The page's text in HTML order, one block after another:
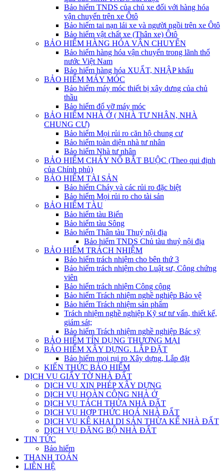
Bảo hiểm TNDS của chủ xe đối với hàng hóa
vận chuyển trên xe Ôtô
Bảo hiểm tai nạn lái xe và người ngồi trên xe Ôtô
Bảo hiểm vật chất xe (Thân xe) Ôtô
BẢO HIỂM HÀNG HÓA VẬN CHUYỂN
Bảo hiểm hàng hóa vận chuyển trong lãnh thổ
nước Việt Nam
Bảo hiểm hàng hóa XUẤT, NHẬP khẩu
BẢO HIỂM MÁY MÓC
Bảo hiểm máy móc thiết bị xây dưng của chủ
thầu
Bảo hiểm đổ vỡ máy móc
BẢO HIỂM NHÀ Ở ( NHÀ TƯ NHÂN, NHÀ
CHUNG CƯ)
Bảo hiểm Mọi rủi ro căn hộ chung cư
Bảo hiểm toàn diện nhà tư nhân
Bảo hiểm Nhà tư nhân
BẢO HIỂM CHÁY NỔ BẮT BUỘC (Theo qui định
của Chính phủ)
BẢO HIỂM TÀI SẢN
Bảo hiểm Cháy và các rủi ro đặc biệt
Bảo hiểm Mọi rủi ro cho tài sản
BẢO HIỂM TÀU
Bảo hiểm tàu Biển
Bảo hiểm tàu Sông
Bảo hiểm Thân tàu Thuỷ nội địa
Bảo hiểm TNDS Chủ tàu thuỷ nội địa
BẢO HIỂM TRÁCH NHIỆM
Bảo hiểm trách nhiệm cho bên thứ 3
Bảo hiểm trách nhiệm cho Luật sư, Công chứng
viên
Bảo hiểm trách nhiệm Công cộng
Bảo hiểm Trách nhiệm nghề nghiệp Bảo vệ
Bảo hiểm Trách nhiệm sản phẩm
Trách nhiệm nghề nghiệp Kỹ sư tư vấn, thiết kế,
giám sát;
Bảo hiểm Trách nhiệm nghề nghiệp Bác sỹ
BẢO HIỂM TÍN DỤNG THƯƠNG MẠI
BẢO HIỂM XÂY DỰNG. LẮP ĐẶT
Bảo hiểm mọi rụi ro Xây dựng, Lắp đặt
KIẾN THỨC BẢO HIỂM
DỊCH VỤ GIẤY TỜ NHÀ ĐẤT
DỊCH VỤ XIN PHÉP XÂY DỰNG
DỊCH VỤ HOÀN CÔNG NHÀ Ở
DỊCH VỤ TÁCH THỬA NHÀ ĐẤT
DỊCH VỤ HỢP THỨC HOÁ NHÀ ĐẤT
DỊCH VỤ KÊ KHAI DI SẢN THỪA KẾ NHÀ ĐẤT
DỊCH VỤ ĐĂNG BỘ NHÀ ĐẤT
TIN TỨC
Bảo hiểm
THANH TOÁN
LIÊN HỆ